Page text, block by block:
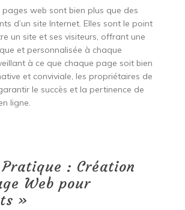
pages web sont bien plus que des
d’un site Internet. Elles sont le point
un site et ses visiteurs, offrant une
et personnalisée à chaque
à ce que chaque page soit bien
et conviviale, les propriétaires de
le succès et la pertinence de
ligne.
: Création
Web pour
»